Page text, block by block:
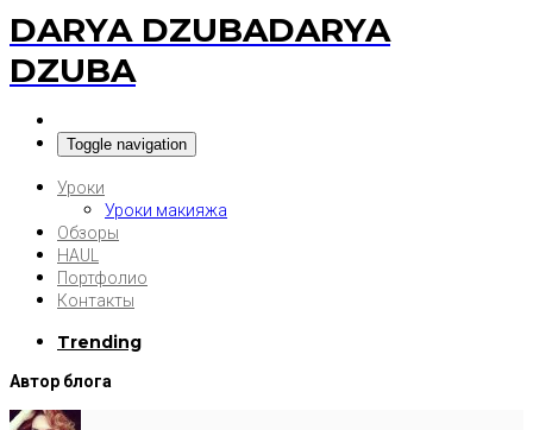
DARYA DZUBADARYA
DZUBA
Toggle navigation
Уроки
Уроки макияжа
Обзоры
HAUL
Портфолио
Контакты
Trending
Автор блога